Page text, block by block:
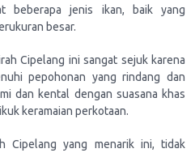
beberapa jenis ikan, baik yang
besar.
Cipelang ini sangat sejuk karena
pepohonan yang rindang dan
dan kental dengan suasana khas
keramaian perkotaan.
Cipelang yang menarik ini, tidak